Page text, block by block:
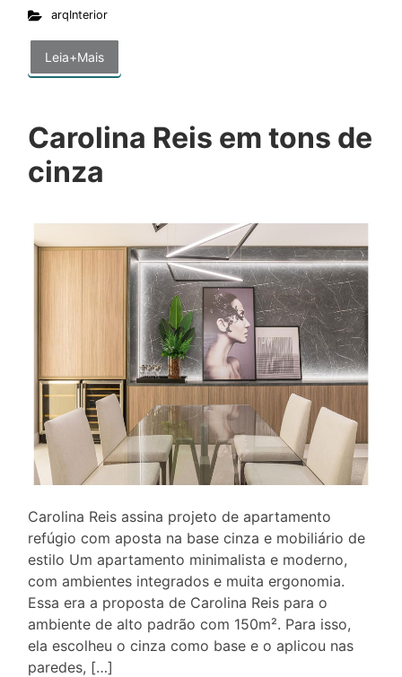
arqInterior
Leia+Mais
Carolina Reis em tons de
cinza
Carolina Reis assina projeto de apartamento
refúgio com aposta na base cinza e mobiliário de
estilo Um apartamento minimalista e moderno,
com ambientes integrados e muita ergonomia.
Essa era a proposta de Carolina Reis para o
ambiente de alto padrão com 150m². Para isso,
ela escolheu o cinza como base e o aplicou nas
paredes, […]